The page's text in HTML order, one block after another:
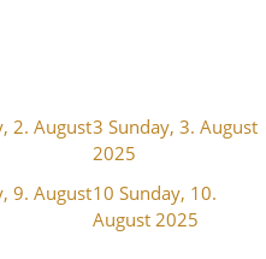
2. August3 Sunday, 3. August
2025
9. August10 Sunday, 10.
August 2025